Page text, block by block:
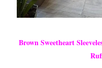
Brown Sweetheart